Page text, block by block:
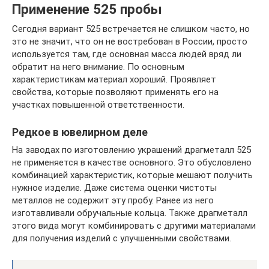
Применение 525 пробы
Сегодня вариант 525 встречается не слишком часто, но
это не значит, что он не востребован в России, просто
используется там, где основная масса людей вряд ли
обратит на него внимание. По основным
характеристикам материал хороший. Проявляет
свойства, которые позволяют применять его на
участках повышенной ответственности.
Редкое в ювелирном деле
На заводах по изготовлению украшений драгметалл 525
не применяется в качестве основного. Это обусловлено
комбинацией характеристик, которые мешают получить
нужное изделие. Даже система оценки чистоты
металлов не содержит эту пробу. Ранее из него
изготавливали обручальные кольца. Также драгметалл
этого вида могут комбинировать с другими материалами
для получения изделий с улучшенными свойствами.